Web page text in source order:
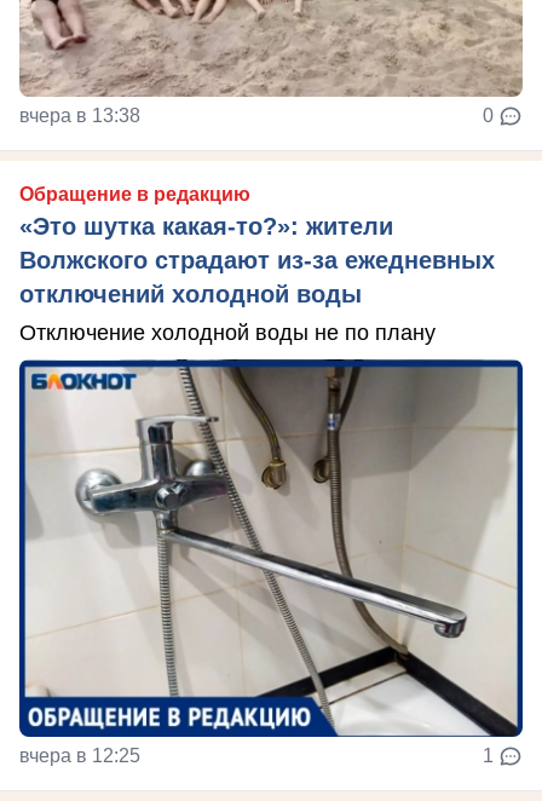
вчера в 13:38 0
Обращение в редакцию
«Это шутка какая-то?»: жители
Волжского страдают из‑за ежедневных
отключений холодной воды
Отключение холодной воды не по плану
вчера в 12:25 1